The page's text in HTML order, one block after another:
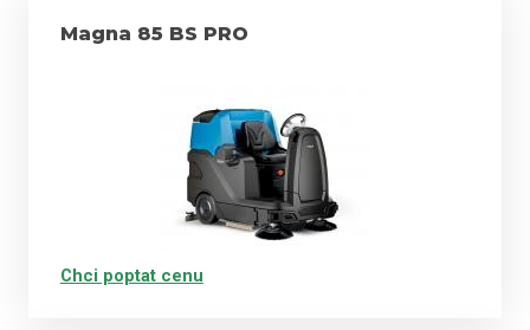
Magna 85 BS PRO
Chci poptat cenu